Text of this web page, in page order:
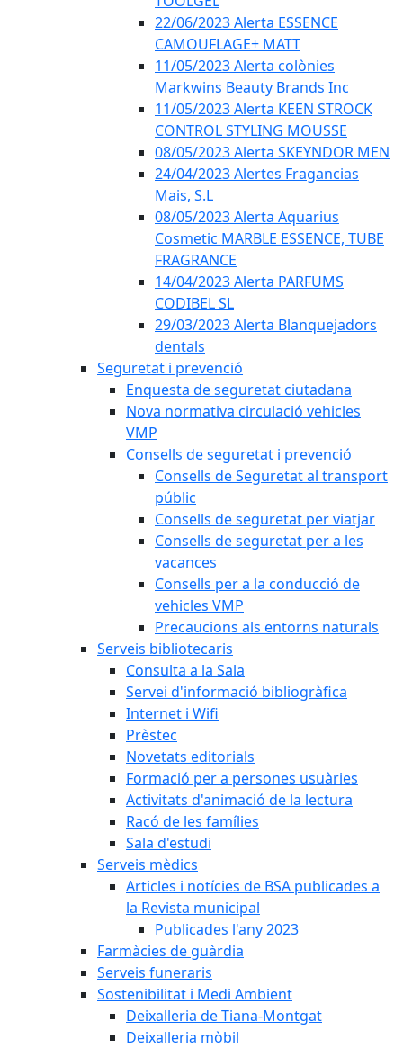
22/06/2023 Alerta ESSENCE
CAMOUFLAGE+ MATT
11/05/2023 Alerta colònies
Markwins Beauty Brands Inc
11/05/2023 Alerta KEEN STROCK
CONTROL STYLING MOUSSE
08/05/2023 Alerta SKEYNDOR MEN
24/04/2023 Alertes Fragancias
Mais, S.L
08/05/2023 Alerta Aquarius
Cosmetic MARBLE ESSENCE, TUBE
FRAGRANCE
14/04/2023 Alerta PARFUMS
CODIBEL SL
29/03/2023 Alerta Blanquejadors
dentals
Seguretat i prevenció
Enquesta de seguretat ciutadana
Nova normativa circulació vehicles
VMP
Consells de seguretat i prevenció
Consells de Seguretat al transport
públic
Consells de seguretat per viatjar
Consells de seguretat per a les
vacances
Consells per a la conducció de
vehicles VMP
Precaucions als entorns naturals
Serveis bibliotecaris
Consulta a la Sala
Servei d'informació bibliogràfica
Internet i Wifi
Prèstec
Novetats editorials
Formació per a persones usuàries
Activitats d'animació de la lectura
Racó de les famílies
Sala d'estudi
Serveis mèdics
Articles i notícies de BSA publicades a
la Revista municipal
Publicades l'any 2023
Farmàcies de guàrdia
Serveis funeraris
Sostenibilitat i Medi Ambient
Deixalleria de Tiana-Montgat
Deixalleria mòbil